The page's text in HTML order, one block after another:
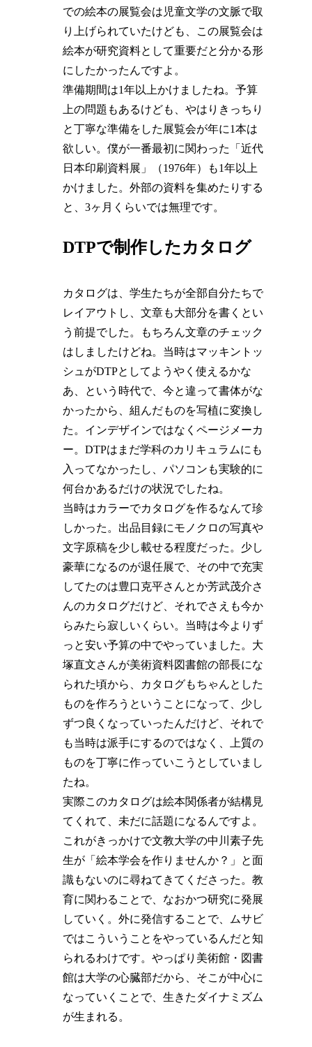
での絵本の展覧会は児童文学の文脈で取
り上げられていたけども、この展覧会は
絵本が研究資料として重要だと分かる形
にしたかったんですよ。
準備期間は1年以上かけましたね。予算
上の問題もあるけども、やはりきっちり
と丁寧な準備をした展覧会が年に1本は
欲しい。僕が一番最初に関わった「近代
日本印刷資料展」（1976年）も1年以上
かけました。外部の資料を集めたりする
と、3ヶ月くらいでは無理です。
DTPで制作したカタログ
カタログは、学生たちが全部自分たちで
レイアウトし、文章も大部分を書くとい
う前提でした。もちろん文章のチェック
はしましたけどね。当時はマッキントッ
シュがDTPとしてようやく使えるかな
あ、という時代で、今と違って書体がな
かったから、組んだものを写植に変換し
た。インデザインではなくページメーカ
ー。DTPはまだ学科のカリキュラムにも
入ってなかったし、パソコンも実験的に
何台かあるだけの状況でしたね。
当時はカラーでカタログを作るなんて珍
しかった。出品目録にモノクロの写真や
文字原稿を少し載せる程度だった。少し
豪華になるのが退任展で、その中で充実
してたのは豊口克平さんとか芳武茂介さ
んのカタログだけど、それでさえも今か
らみたら寂しいくらい。当時は今よりず
っと安い予算の中でやっていました。大
塚直文さんが美術資料図書館の部長にな
られた頃から、カタログもちゃんとした
ものを作ろうということになって、少し
ずつ良くなっていったんだけど、それで
も当時は派手にするのではなく、上質の
ものを丁寧に作っていこうとしていまし
たね。
実際このカタログは絵本関係者が結構見
てくれて、未だに話題になるんですよ。
これがきっかけで文教大学の中川素子先
生が「絵本学会を作りませんか？」と面
識もないのに尋ねてきてくださった。教
育に関わることで、なおかつ研究に発展
していく。外に発信することで、ムサビ
ではこういうことをやっているんだと知
られるわけです。やっぱり美術館・図書
館は大学の心臓部だから、そこが中心に
なっていくことで、生きたダイナミズム
が生まれる。